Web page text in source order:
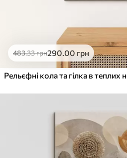
Поверхня з текстурою полотна
Еко-Преміум
.00грн
✓Яскраві, насичені кольори
Поверхня з текстурою полотна
Екологічний матеріал
483.33грн290.00 грн